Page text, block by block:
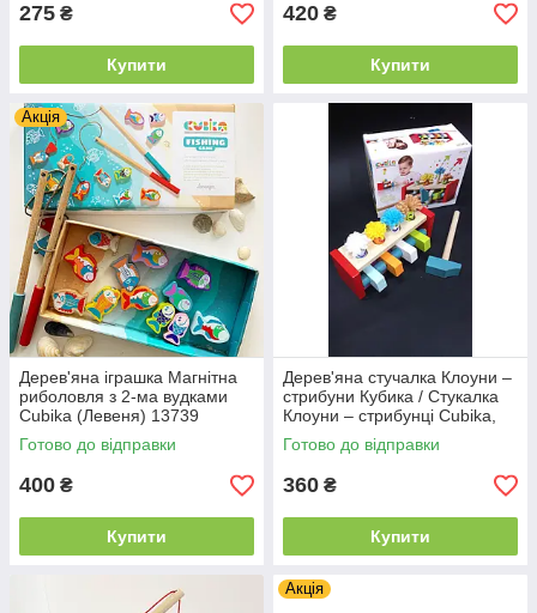
275 ₴
Купити
420 ₴
Купити
Акція
Дерев'яна іграшка Магнітна
риболовля з 2-ма вудками
Cubika (Левеня) 13739
Готово до відправки
400 ₴
Купити
Дерев'яна стучалка Клоуни –
стрибуни Кубика / Стукалка
Клоуни – стрибунці Cubika,
Левеня 13746, для дітей від 3
років
Готово до відправки
360 ₴
Купити
Акція